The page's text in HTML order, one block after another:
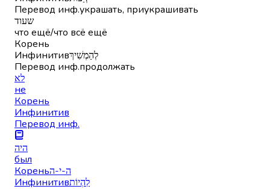
Перевод инф.украшать, приукрашивать
שעוד
что ещё/что всё ещё
Корень
Инфинитивלְהַמְשִׁיךְ
Перевод инф.продолжать
לא
не
Корень
Инфинитив
Перевод инф.
היה
был
Кореньה-י-ה
Инфинитивלִהְיוֹת